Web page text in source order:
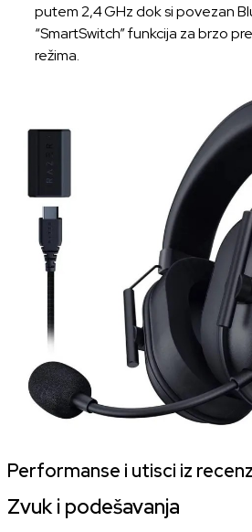
putem 2,4 GHz dok si povezan
“SmartSwitch” funkcija za brzo
režima.
Performanse i utisci iz
Zvuk i podešavanja